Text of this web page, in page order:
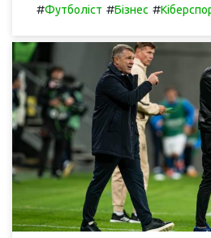
#Футболіст #Бізнес #